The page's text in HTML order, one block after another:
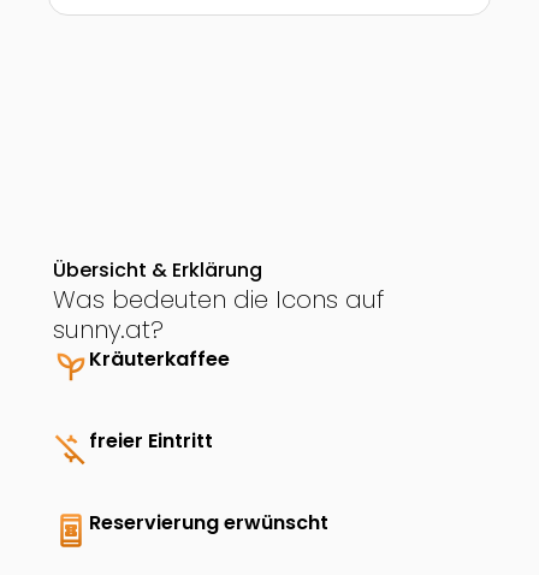
Übersicht & Erklärung
Was bedeuten die Icons auf
sunny.at?
psychiatryKräuterkaffee
money_off freier Eintritt
book_online Reservierung erwünscht